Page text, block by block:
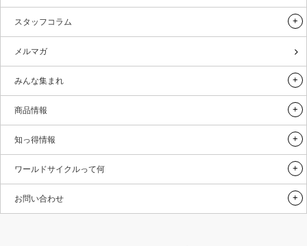
スタッフコラム
メルマガ
みんな集まれ
商品情報
知っ得情報
ワールドサイクルって何
お問い合わせ